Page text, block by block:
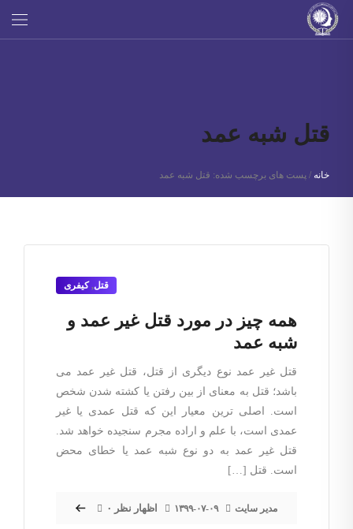
قتل شبه عمد
خانه / پست های برچسب شده: قتل شبه عمد
قتل,کیفری
همه چیز در مورد قتل غیر عمد و
شبه عمد
قتل غیر عمد نوع دیگری از قتل، قتل غیر عمد می
باشد؛ قتل به معنای از بین رفتن یا کشته شدن شخص
است. اصلی ترین معیار این که قتل عمدی یا غیر
عمدی است، با علم و اراده مجرم سنجیده خواهد شد.
قتل غیر عمد به دو نوع شبه عمد یا خطای محض
است. قتل […]
مدیر سایت ۱۳۹۹-۰۷-۰۹ ۰ اظهار نظر